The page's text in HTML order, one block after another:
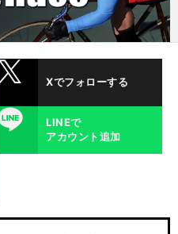
Xでフォローする
LINEで
アカウント追加